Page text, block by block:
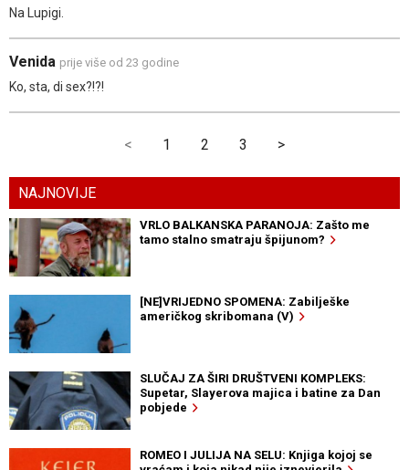
Na Lupigi.
Venida prije više od 23 godine
Ko, sta, di sex?!?!
< 1 2 3 >
NAJNOVIJE
VRLO BALKANSKA PARANOJA: Zašto me
tamo stalno smatraju špijunom?
[NE]VRIJEDNO SPOMENA: Zabilješke
američkog skribomana (V)
SLUČAJ ZA ŠIRI DRUŠTVENI KOMPLEKS:
Supetar, Slayerova majica i batine za Dan
pobjede
ROMEO I JULIJA NA SELU: Knjiga kojoj se